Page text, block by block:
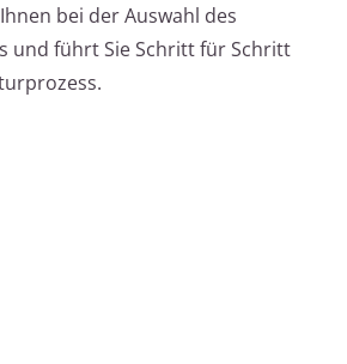
bei der Auswahl des
und führt Sie Schritt für Schritt